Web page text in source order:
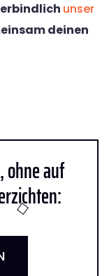
unser
deinen
ohne auf